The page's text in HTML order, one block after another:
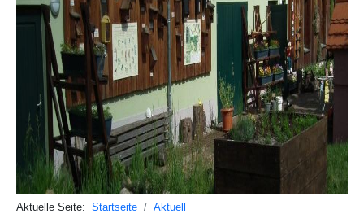
Aktuelle Seite: Startseite
Aktuell